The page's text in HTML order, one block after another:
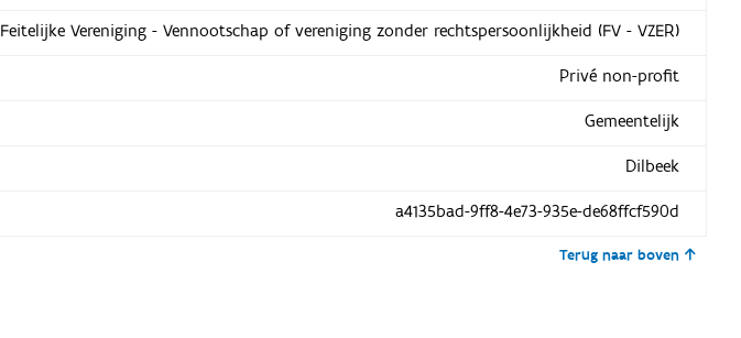
Feitelijke Vereniging - Vennootschap of vereniging zonder rechtspersoonlijkheid (FV - VZER)
Privé non-profit
Gemeentelijk
Dilbeek
a4135bad-9ff8-4e73-935e-de68ffcf590d
Terug naar boven